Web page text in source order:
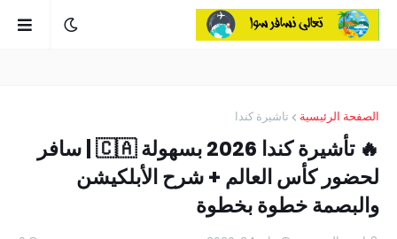
الصفحة الرئيسية تاشيرة كندا
🔥 تأشيرة كندا 2026 بسهولة 🇨🇦 | سافر
لحضور كأس العالم + شرح الأبلكيشن
والبصمة خطوة بخطوة